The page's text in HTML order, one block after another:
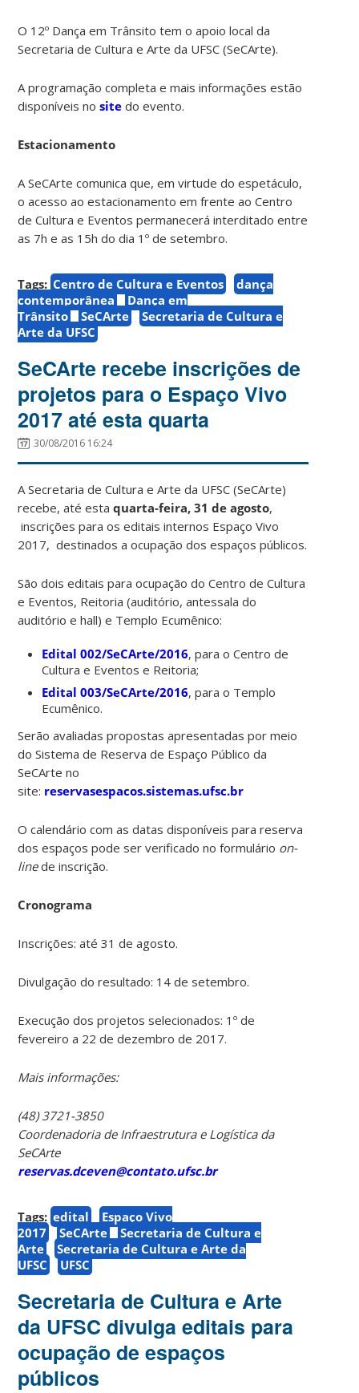
O 12º Dança em Trânsito tem o apoio local da
Secretaria de Cultura e Arte da UFSC (SeCArte).
A programação completa e mais informações estão
disponíveis nosite do evento.
Estacionamento
A SeCArte comunica que, em virtude do espetáculo,
o acesso ao estacionamento em frente ao Centro
de Cultura e Eventos permanecerá interditado entre
as 7h e as 15h do dia 1º de setembro.
Tags: Centro de Cultura e Eventos
dança
contemporânea
Dança em
Trânsito
SeCArte
Secretaria de Cultura e
Arte da UFSC
SeCArte recebe inscrições de
projetos para o Espaço Vivo
2017 até esta quarta
30/08/2016 16:24
A Secretaria de Cultura e Arte da UFSC (SeCArte)
recebe, até estaquarta-feira, 31 de agosto,
inscrições para os editais internos Espaço Vivo
2017, destinados a ocupação dos espaços públicos.
São dois editais para ocupação do Centro de Cultura
e Eventos, Reitoria (auditório, antessala do
auditório e hall) e Templo Ecumênico:
Edital 002/SeCArte/2016, para o Centro de
Cultura e Eventos e Reitoria;
Edital 003/SeCArte/2016, para o Templo
Ecumênico.
Serão avaliadas propostas apresentadas por meio
do Sistema de Reserva de Espaço Público da
SeCArte no
site: reservasespacos.sistemas.ufsc.br
O calendário com as datas disponíveis para reserva
dos espaços pode ser verificado no formulário on-
linede inscrição.
Cronograma
Inscrições: até 31 de agosto.
Divulgação do resultado: 14 de setembro.
Execução dos projetos selecionados: 1º de
fevereiro a 22 de dezembro de 2017.
Mais informações:
(48) 3721-3850
Coordenadoria de Infraestrutura e Logística da
SeCArte
reservas.dceven@contato.ufsc.br
Tags: edital
Espaço Vivo
2017
SeCArte
Secretaria de Cultura e
Arte
Secretaria de Cultura e Arte da
UFSC
UFSC
Secretaria de Cultura e Arte
da UFSC divulga editais para
ocupação de espaços
públicos